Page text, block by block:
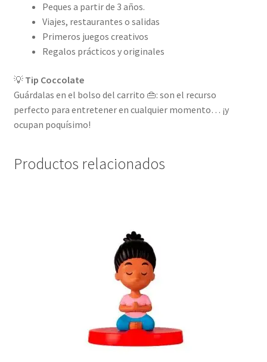
Peques a partir de 3 años.
Viajes, restaurantes o salidas
Primeros juegos creativos
Regalos prácticos y originales
💡 Tip Coccolate
Guárdalas en el bolso del carrito 👜: son el recurso
perfecto para entretener en cualquier momento… ¡y
ocupan poquísimo!
Productos relacionados